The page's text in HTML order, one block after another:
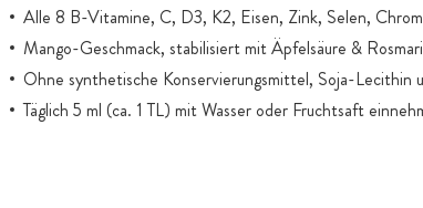
Alle 8 B-Vitamine, C, D3, K2, Eisen, Zink, Selen,
Mango-Geschmack, stabilisiert mit Äpfelsäure &
Ohne synthetische Konservierungsmittel, Soja-Lecithin
Täglich 5 ml (ca. 1 TL) mit Wasser oder Fruchtsaft